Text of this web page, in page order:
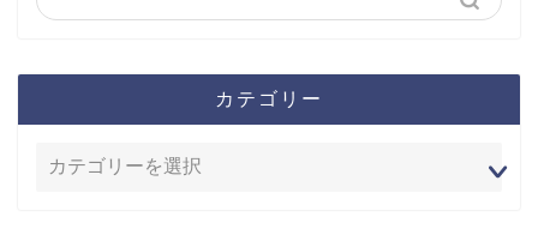
カテゴリー